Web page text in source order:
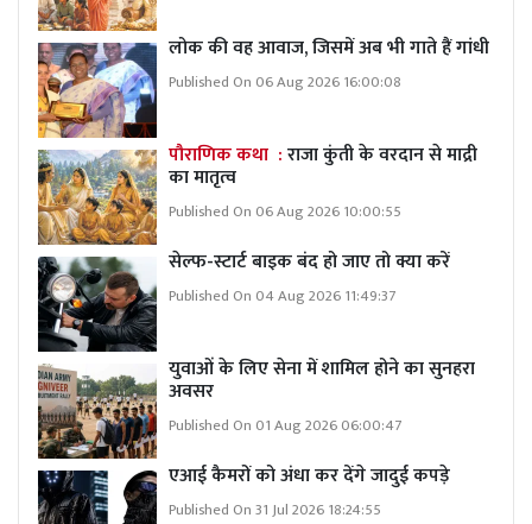
लोक की वह आवाज, जिसमें अब भी गाते हैं गांधी
Published On 06 Aug 2026 16:00:08
पौराणिक कथा :राजा कुंती के वरदान से माद्री
का मातृत्व
Published On 06 Aug 2026 10:00:55
सेल्फ-स्टार्ट बाइक बंद हो जाए तो क्या करें
Published On 04 Aug 2026 11:49:37
युवाओं के लिए सेना में शामिल होने का सुनहरा
अवसर
Published On 01 Aug 2026 06:00:47
एआई कैमरों को अंधा कर देंगे जादुई कपड़े
Published On 31 Jul 2026 18:24:55